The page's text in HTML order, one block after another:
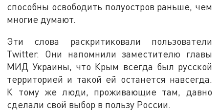
способны освободить полуостров раньше, чем
многие думают.
Эти слова раскритиковали пользователи
Twitter. Они напомнили заместителю главы
МИД Украины, что Крым всегда был русской
территорией и такой ей останется навсегда.
К тому же люди, проживающие там, давно
сделали свой выбор в пользу России.